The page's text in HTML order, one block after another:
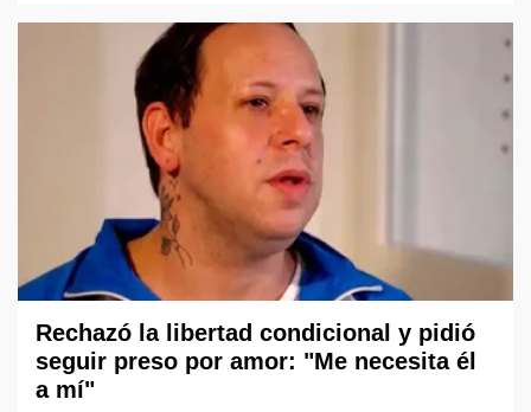
Rechazó la libertad condicional y pidió
seguir preso por amor: "Me necesita él
a mí"